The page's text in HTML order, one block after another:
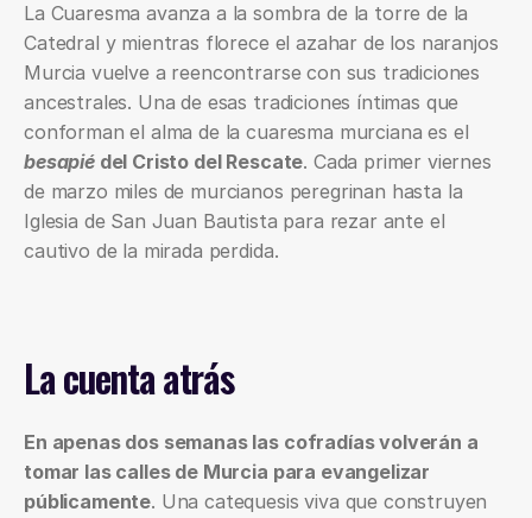
La Cuaresma avanza a la sombra de la torre de la
Catedral y mientras florece el azahar de los naranjos
Murcia vuelve a reencontrarse con sus tradiciones
ancestrales. Una de esas tradiciones íntimas que
besapié del Cristo del Rescate. Cada primer viernes
de marzo miles de murcianos peregrinan hasta la
Iglesia de San Juan Bautista para rezar ante el
cautivo de la mirada perdida.
La cuenta atrás
En apenas dos semanas las cofradías volverán a
tomar las calles de Murcia para evangelizar
públicamente. Una catequesis viva que construyen